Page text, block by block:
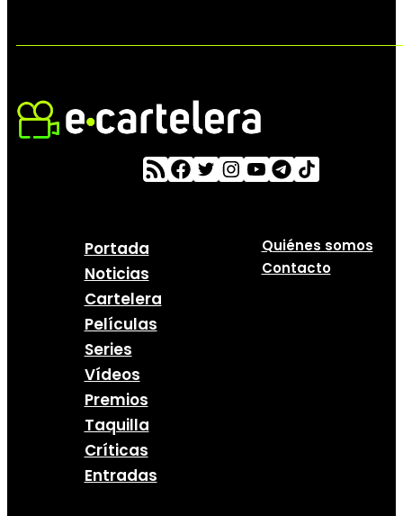
Portada
Noticias
Cartelera
Películas
Series
Vídeos
Premios
Taquilla
Críticas
Entradas
Quiénes somos
Contacto